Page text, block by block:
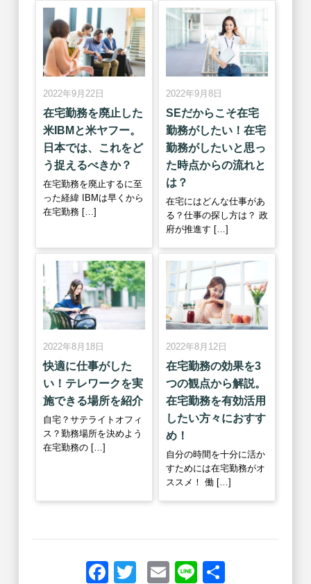
2022年9月22日
在宅勤務を廃止した
米IBMと米ヤフー。
日本では、これをど
う捉えるべきか？
在宅勤務を廃止するに至
った経緯 IBMは早くから
在宅勤務 […]
2022年9月8日
SEだからこそ在宅
勤務がしたい！在宅
勤務がしたいと思っ
た時点からの流れと
は？
在宅にはどんな仕事があ
る？仕事の探し方は？ 政
府が推進す […]
2022年8月18日
快適に仕事がした
い！テレワークを実
施できる場所を紹介
自宅？サテライトオフィ
ス？勤務場所を決めよう
在宅勤務の […]
2022年8月12日
在宅勤務の効果を3
つの観点から解説。
在宅勤務を有効活用
したい方々におすす
め！
自分の時間を十分に活か
すためには在宅勤務がオ
ススメ！ 働 […]
Facebook
TwitterEmail
Line